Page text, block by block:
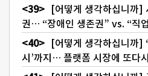
[어떻게 생각하십니까]
권… “장애인 생존권” vs. “직
[어떻게 생각하십니까]
시’까지… 플랫폼 시장에 또다